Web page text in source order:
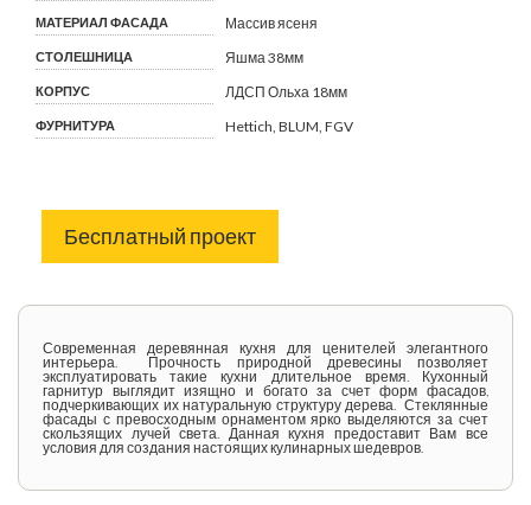
МАТЕРИАЛ ФАСАДА Массив ясеня
СТОЛЕШНИЦА Яшма 38мм
КОРПУС ЛДСП Ольха 18мм
ФУРНИТУРА Hettich, BLUM, FGV
Бесплатный проект
Современная деревянная кухня для ценителей элегантного
интерьера. Прочность природной древесины позволяет
эксплуатировать такие кухни длительное время. Кухонный
гарнитур выглядит изящно и богато за счет форм фасадов,
подчеркивающих их натуральную структуру дерева. Стеклянные
фасады с превосходным орнаментом ярко выделяются за счет
скользящих лучей света. Данная кухня предоставит Вам все
условия для создания настоящих кулинарных шедевров.